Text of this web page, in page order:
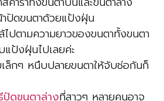
ปัดขนตาด้วยแป้งฝุ่น
ไปตามความยาวของขนตาทั้งขนตา
แป้งฝุ่นไปเลยค่ะ
ล็กๆ หนึบปลายขนตาให้จับช่อกันก็
ปัดขนตาล่างที่สาวๆ หลายคนอาจ